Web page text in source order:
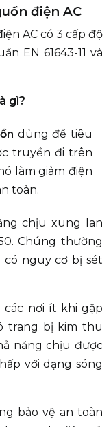
điện AC
AC có 3 cấp độ
EN 61643-11 và
gì?
dùng để tiêu
truyền đi trên
làm giảm điện
toàn.
chịu xung lan
Chúng thường
nguy cơ bị sét
các nơi ít khi gặp
trang bị kim thu
năng chịu được
với dạng sóng
bảo vệ an toàn